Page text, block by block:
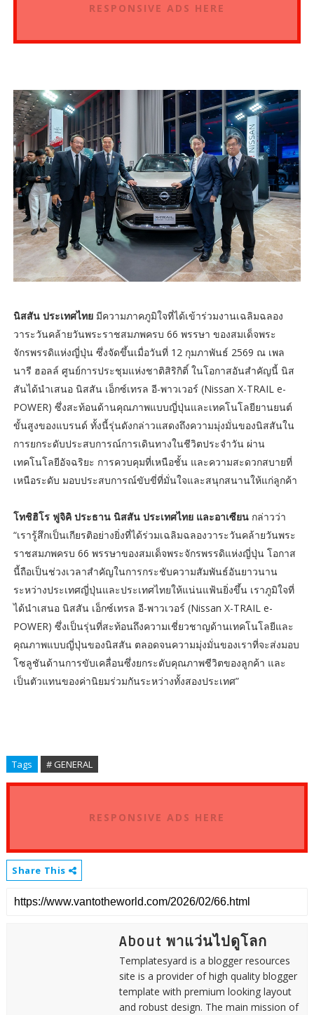
RESPONSIVE ADS HERE
นิสสัน ประเทศไทยมีความภาคภูมิใจที่ได้เข้าร่วมงานเฉลิมฉลอง
วาระวันคล้ายวันพระราชสมภพครบ 66 พรรษา ของสมเด็จพระ
จักรพรรดิแห่งญี่ปุ่น ซึ่งจัดขึ้นเมื่อวันที่ 12 กุมภาพันธ์ 2569 ณ เพล
นารี ฮอลล์ ศูนย์การประชุมแห่งชาติสิริกิติ์ ในโอกาสอันสำคัญนี้ นิส
สันได้นำเสนอ นิสสัน เอ็กซ์เทรล อี-พาวเวอร์ (Nissan X-TRAIL e-
POWER) ซึ่งสะท้อนด้านคุณภาพแบบญี่ปุ่นและเทคโนโลยียานยนต์
ขั้นสูงของแบรนด์ ทั้งนี้รุ่นดังกล่าวแสดงถึงความมุ่งมั่นของนิสสันใน
การยกระดับประสบการณ์การเดินทางในชีวิตประจำวัน ผ่าน
เทคโนโลยีอัจฉริยะ การควบคุมที่เหนือชั้น และความสะดวกสบายที่
เหนือระดับ มอบประสบการณ์ขับขี่ที่มั่นใจและสนุกสนานให้แก่ลูกค้า
โทชิฮิโร ฟูจิคิ ประธาน นิสสัน ประเทศไทย และอาเซียน กล่าวว่า
“เรารู้สึกเป็นเกียรติอย่างยิ่งที่ได้ร่วมเฉลิมฉลองวาระวันคล้ายวันพระ
ราชสมภพครบ 66 พรรษาของสมเด็จพระจักรพรรดิแห่งญี่ปุ่น โอกาส
นี้ถือเป็นช่วงเวลาสำคัญในการกระชับความสัมพันธ์อันยาวนาน
ระหว่างประเทศญี่ปุ่นและประเทศไทยให้แน่นแฟ้นยิ่งขึ้น เราภูมิใจที่
ได้นำเสนอ นิสสัน เอ็กซ์เทรล อี-พาวเวอร์ (Nissan X-TRAIL e-
POWER) ซึ่งเป็นรุ่นที่สะท้อนถึงความเชี่ยวชาญด้านเทคโนโลยีและ
คุณภาพแบบญี่ปุ่นของนิสสัน ตลอดจนความมุ่งมั่นของเราที่จะส่งมอบ
โซลูชันด้านการขับเคลื่อนซึ่งยกระดับคุณภาพชีวิตของลูกค้า และ
เป็นตัวแทนของค่านิยมร่วมกันระหว่างทั้งสองประเทศ”
Tags # GENERAL
RESPONSIVE ADS HERE
Share This
About พาแว่นไปดูโลก
Templatesyard is a blogger resources
site is a provider of high quality blogger
template with premium looking layout
and robust design. The main mission of